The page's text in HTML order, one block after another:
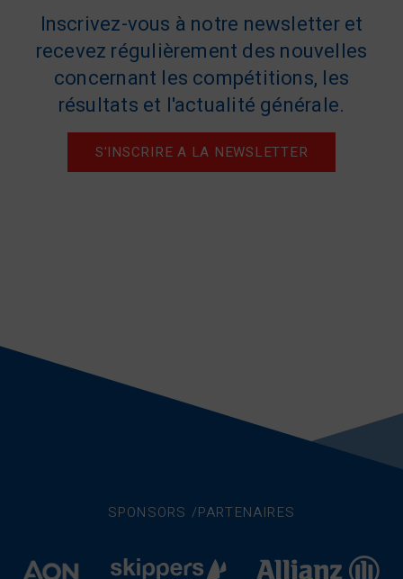
Inscrivez-vous à notre newsletter et
recevez régulièrement des nouvelles
concernant les compétitions, les
résultats et l'actualité générale.
S'INSCRIRE A LA NEWSLETTER
SPONSORS /PARTENAIRES